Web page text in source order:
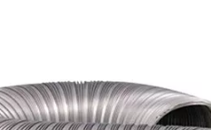
informacij in
Obvezni piškotki
Ti piškotki so nujni